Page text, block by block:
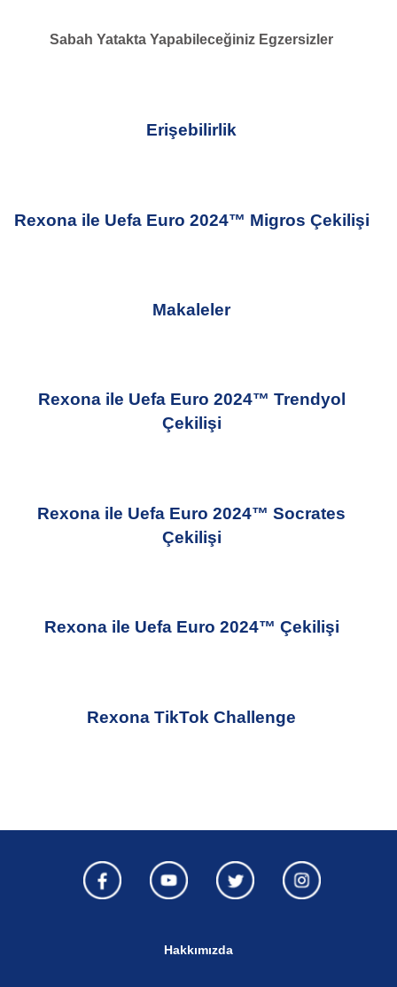
Sabah Yatakta Yapabileceğiniz Egzersizler
Erişebilirlik
Rexona ile Uefa Euro 2024™ Migros Çekilişi
Makaleler
Rexona ile Uefa Euro 2024™ Trendyol
Çekilişi
Rexona ile Uefa Euro 2024™ Socrates
Çekilişi
Rexona ile Uefa Euro 2024™ Çekilişi
Rexona TikTok Challenge
Hakkımızda